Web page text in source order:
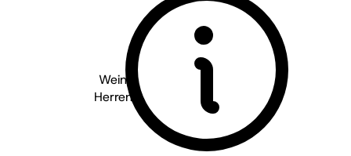
Weingut Wöhrle - Baden
2022
Herrentisch Weissburgunder GG
trocken
BIO